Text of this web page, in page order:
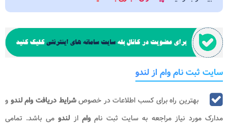
سایت ثبت نام وام از لندو
بهترین راه برای کسب اطلاعات در خصوصشرایط دریافت وام لندو و
مدارک مورد نیاز مراجعه به سایت ثبت نامواماز لندومی باشد. تمامی